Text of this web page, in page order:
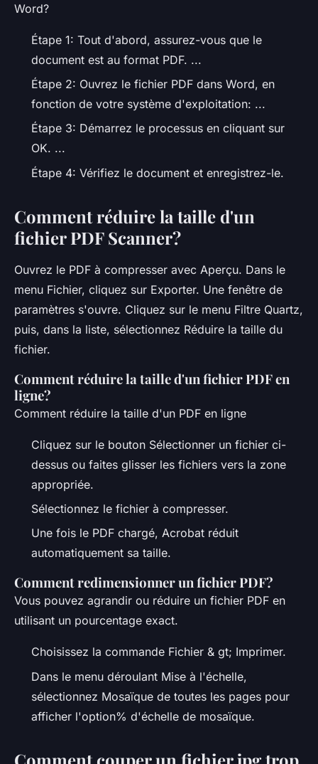
Word?
Étape 1: Tout d'abord, assurez-vous que le
document est au format PDF. ...
Étape 2: Ouvrez le fichier PDF dans Word, en
fonction de votre système d'exploitation: ...
Étape 3: Démarrez le processus en cliquant sur
OK. ...
Étape 4: Vérifiez le document et enregistrez-le.
Comment réduire la taille d'un
fichier PDF Scanner?
Ouvrez le PDF à compresser avec Aperçu. Dans le
menu Fichier, cliquez sur Exporter. Une fenêtre de
paramètres s'ouvre. Cliquez sur le menu Filtre Quartz,
puis, dans la liste, sélectionnez Réduire la taille du
fichier.
Comment réduire la taille d'un fichier PDF en
ligne?
Comment réduire la taille d'un PDF en ligne
Cliquez sur le bouton Sélectionner un fichier ci-
dessus ou faites glisser les fichiers vers la zone
appropriée.
Sélectionnez le fichier à compresser.
Une fois le PDF chargé, Acrobat réduit
automatiquement sa taille.
Comment redimensionner un fichier PDF?
Vous pouvez agrandir ou réduire un fichier PDF en
utilisant un pourcentage exact.
Choisissez la commande Fichier & gt; Imprimer.
Dans le menu déroulant Mise à l'échelle,
sélectionnez Mosaïque de toutes les pages pour
afficher l'option% d'échelle de mosaïque.